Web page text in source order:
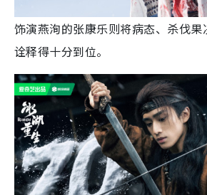
饰演燕洵的张康乐则将病态、杀伐
诠释得十分到位。